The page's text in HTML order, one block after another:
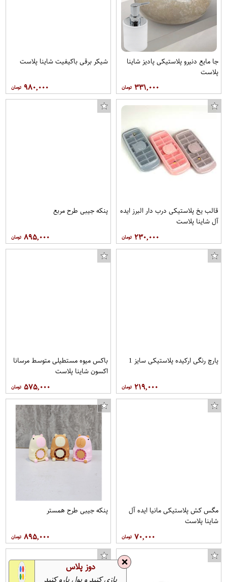
جا مایع دنیرو پلاستیکی پادیز شاینا
پلاست
۳۳۱,۰۰۰
شیکر برقی باکیفیت شاینا پلاست
۹۸۰,۰۰۰
قالب یخ پلاستیکی درب دار البرز ایده
آل شاینا پلاست
۲۳۰,۰۰۰
پنکه جیبی طرح مربع
۸۹۵,۰۰۰
پارچ رنگی ارکیده پلاستیکی سایز 1
۲۱۹,۰۰۰
باکس میوه مستطیلی متوسط مرسانا
اکسون شاینا پلاست
۵۷۵,۰۰۰
مگس کش پلاستیکی مانیا ایده آل
شاینا پلاست
۷۰,۰۰۰
پنکه جیبی طرح همستر
۸۹۵,۰۰۰
❌ دوز پلاس
بازی کنید و پول پارو کنید